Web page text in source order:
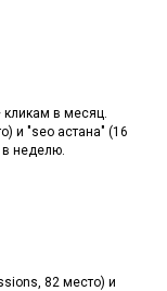
кликам в месяц.
и "seo астана" (16
в неделю.
82 место) и